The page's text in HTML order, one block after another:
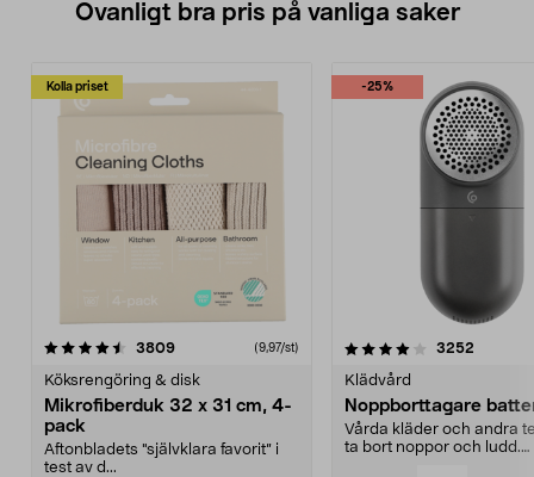
Ovanligt bra pris på vanliga saker
Kolla priset
3809recensioner (9,97/st)
Köksrengöring & disk
Mikrofiberduk 32 x 31 cm, 4-
pack
Aftonbladets "självklara favorit” i
test av d...
-25%
4.0av 5 stjärnor 3252
Klädvård
Noppborttagare
Vårda kläder och andra
ta bort noppor och ludd.
4.5av 5 stjärnor